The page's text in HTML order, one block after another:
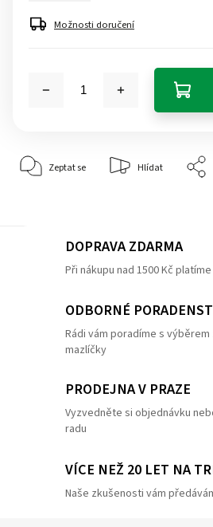
Možnosti doručení
Zeptat se Hlídat
DOPRAVA ZDARMA
Při nákupu nad 1500 Kč
ODBORNÉ
Rádi vám poradíme s
mazlíčky
PRODEJNA V PRAZE
Vyzvedněte si objednávku
radu
VÍCE NEŽ 20 LET NA
Naše zkušenosti vám